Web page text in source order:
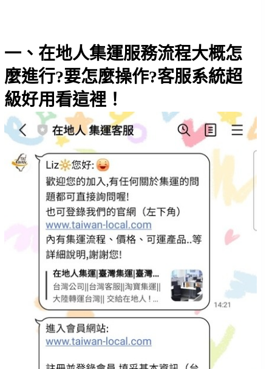
一、在地人集運服務流程大概怎
麼進行?要怎麼操作?客服系統超
級好用看這裡！